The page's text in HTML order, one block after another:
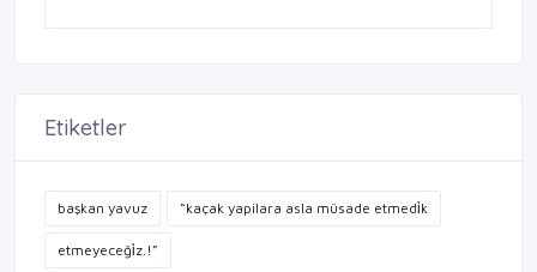
Etiketler
başkan yavuz “kaçak yapilara asla müsade etmedi̇k
etmeyeceği̇z.!”